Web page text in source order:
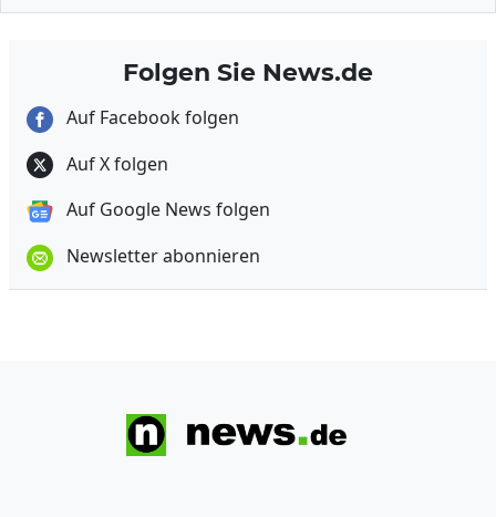
Folgen Sie News.de
Auf Facebook folgen
Auf X folgen
Auf Google News folgen
Newsletter abonnieren